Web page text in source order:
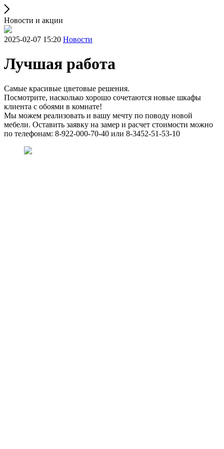
Новости и акции
2025-02-07 15:20 Новости
Лучшая работа
Самые красивые цветовые решения.
Посмотрите, насколько хорошо сочетаются новые шкафы
клиента с обоями в комнате!
Мы можем реализовать и вашу мечту по поводу новой
мебели. Оставить заявку на замер и расчет стоимости можно
по телефонам: 8-922-000-70-40 или 8-3452-51-53-10